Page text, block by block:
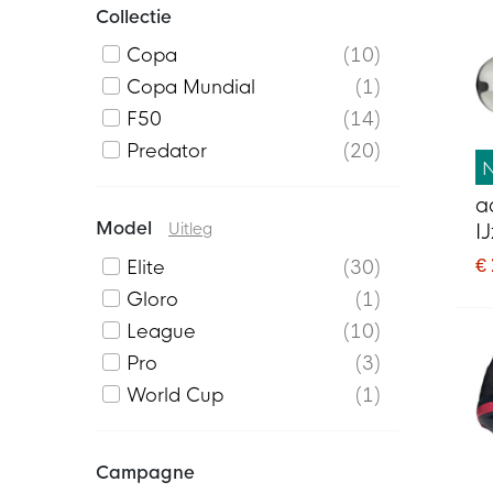
€
Collectie
Copa
10
Copa Mundial
1
F50
14
Predator
20
Model Uitleg
Elite
30
Gloro
1
League
10
Pro
3
World Cup
1
Campagne